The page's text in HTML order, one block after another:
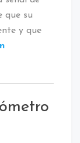
que su
y que